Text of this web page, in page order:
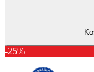
-25%